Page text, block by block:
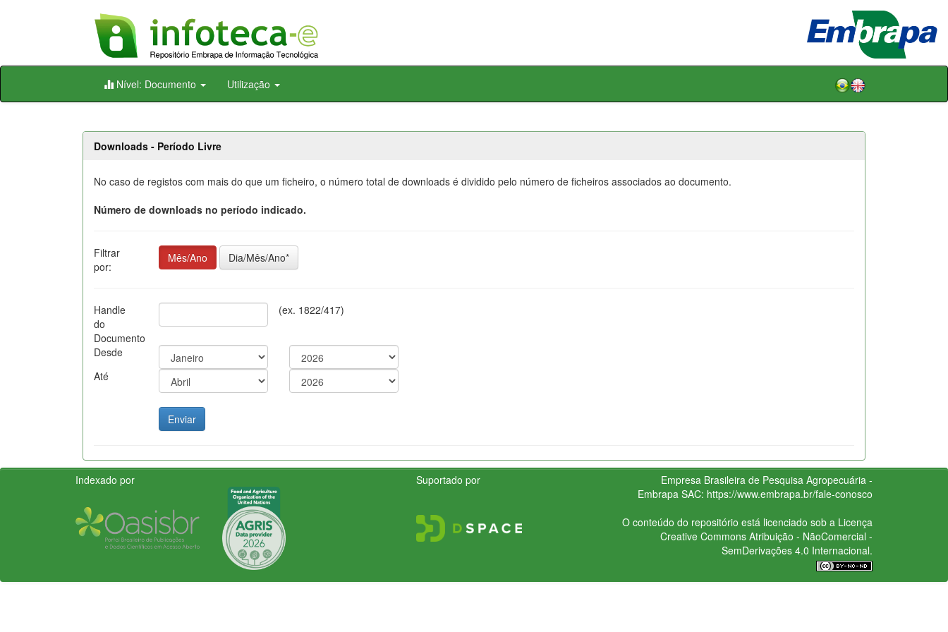
Skip
Nível: Documento Utilização
Downloads - Período Livre
No caso de registos com mais do que um ficheiro, o número total de downloads é dividido pelo número de ficheiros associados ao documento.
Número de downloads no período indicado.
Filtrar
por:
Mês/Ano Dia/Mês/Ano*
Handle
do
Documento
(ex. 1822/417)
Desde
Até
Indexado por Suportado por
Empresa Brasileira de Pesquisa Agropecuária -
Embrapa SAC: https://www.embrapa.br/fale-conosco
O conteúdo do repositório está licenciado sob a Licença
Creative CommonsAtribuição - NãoComercial -
SemDerivações 4.0 Internacional.